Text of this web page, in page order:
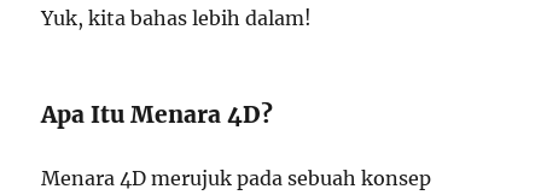
Yuk, kita bahas lebih dalam!
Apa Itu Menara 4D?
Menara 4D merujuk pada sebuah konsep